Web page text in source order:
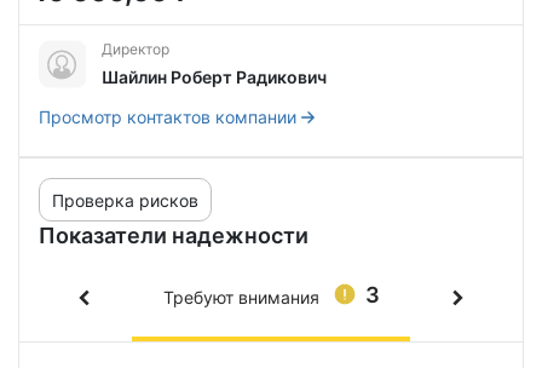
Директор
Шайлин Роберт Радикович
Просмотр контактов компании
Показатели надежности
Проверка рисков
3
Требуют внимания